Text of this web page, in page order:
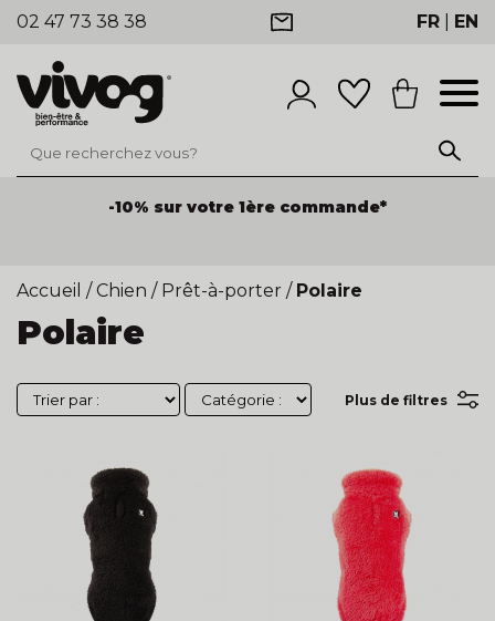
02 47 73 38 38 FR EN
-10% sur votre 1ère commande*
Accueil / Chien / Prêt-à-porter / Polaire
Polaire
Plus de filtres